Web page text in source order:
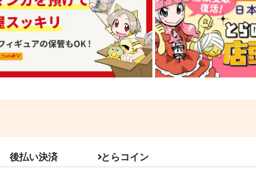
後払い決済 とらコイン